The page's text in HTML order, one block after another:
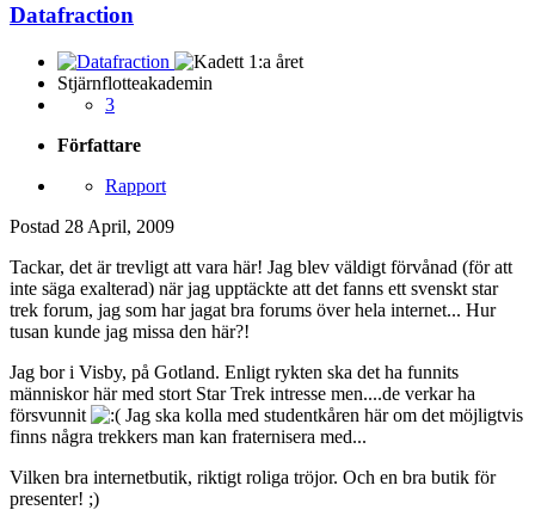
Datafraction
Stjärnflotteakademin
3
Författare
Rapport
Postad 28 April, 2009
Tackar, det är trevligt att vara här! Jag blev väldigt förvånad (för att
inte säga exalterad) när jag upptäckte att det fanns ett svenskt star
trek forum, jag som har jagat bra forums över hela internet... Hur
tusan kunde jag missa den här?!
Jag bor i Visby, på Gotland. Enligt rykten ska det ha funnits
människor här med stort Star Trek intresse men....de verkar ha
försvunnit
Jag ska kolla med studentkåren här om det möjligtvis
finns några trekkers man kan fraternisera med...
Vilken bra internetbutik, riktigt roliga tröjor. Och en bra butik för
presenter! ;)